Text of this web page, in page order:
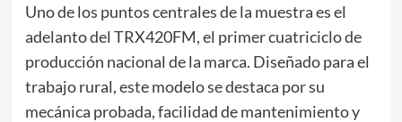
Uno de los puntos centrales de la muestra es el
adelanto del TRX420FM, el primer cuatriciclo de
producción nacional de la marca. Diseñado para el
trabajo rural, este modelo se destaca por su
mecánica probada, facilidad de mantenimiento y